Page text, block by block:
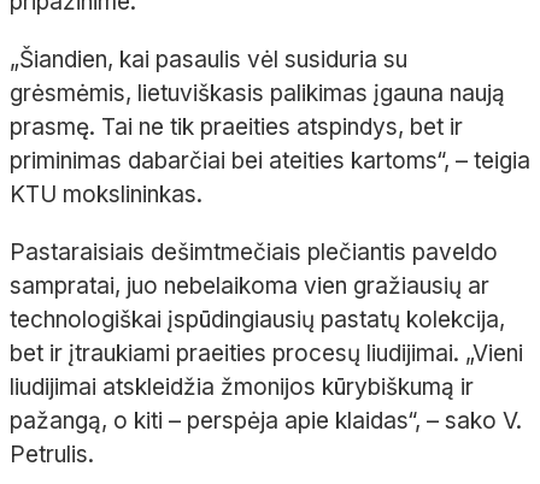
„Šiandien, kai pasaulis vėl susiduria su
grėsmėmis, lietuviškasis palikimas įgauna naują
prasmę. Tai ne tik praeities atspindys, bet ir
priminimas dabarčiai bei ateities kartoms“, – teigia
KTU mokslininkas.
Pastaraisiais dešimtmečiais plečiantis paveldo
sampratai, juo nebelaikoma vien gražiausių ar
technologiškai įspūdingiausių pastatų kolekcija,
bet ir įtraukiami praeities procesų liudijimai. „Vieni
liudijimai atskleidžia žmonijos kūrybiškumą ir
pažangą, o kiti – perspėja apie klaidas“, – sako V.
Petrulis.